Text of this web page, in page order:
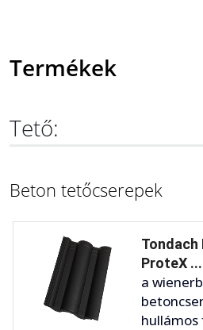
Termékek
Tető:
Beton tetőcserepek
Tondach
ProteX ...
a
hullámos